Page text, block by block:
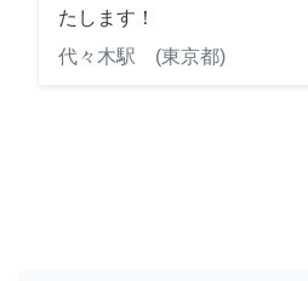
たします！
代々木駅 (東京都)